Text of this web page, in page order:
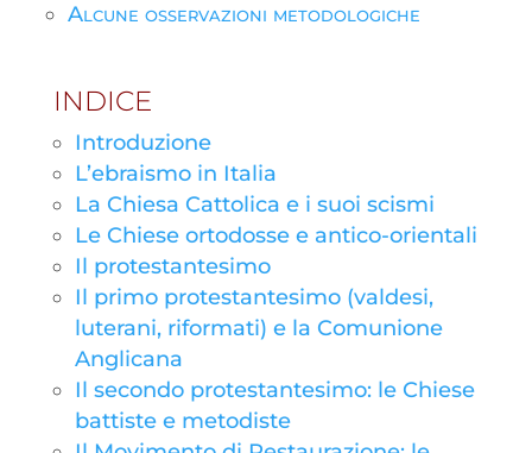
Alcune osservazioni metodologiche
INDICE
Introduzione
L’ebraismo in Italia
La Chiesa Cattolica e i suoi scismi
Le Chiese ortodosse e antico-orientali
Il protestantesimo
Il primo protestantesimo (valdesi,
luterani, riformati) e la Comunione
Anglicana
Il secondo protestantesimo: le Chiese
battiste e metodiste